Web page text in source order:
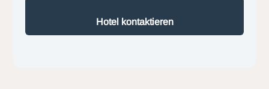
Hotel kontaktieren